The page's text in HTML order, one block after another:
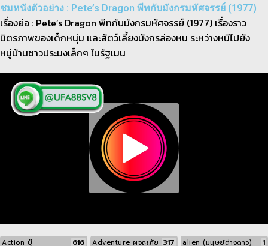
ชมหนังตัวอย่าง : Pete’s Dragon พีทกับมังกรมหัศจรรย์ (1977)
เรื่องย่อ : Pete’s Dragon พีทกับมังกรมหัศจรรย์ (1977) เรื่องราว
มิตรภาพของเด็กหนุ่ม และสัตว์เลี้ยงมังกรล่องหน ระหว่างหนีไปยัง
หมู่บ้านชาวประมงเล็กๆ ในรัฐเมน
Action บู๊ 616 Adventure ผจญภัย 317 alien (มนุษย์ต่างดาว) 1